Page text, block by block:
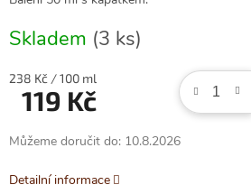
z
5
Skladem (3 ks)
Měrná
cena:
238 Kč / 100 ml
119 Kč
Můžeme doručit do: 10.8.2026
Detailní informace